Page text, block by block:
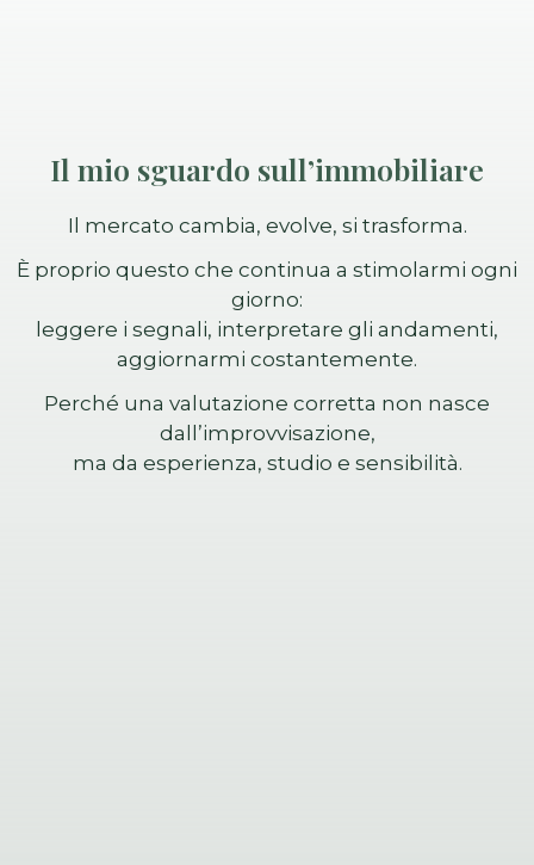
Il mio sguardo sull’immobiliare
Il mercato cambia, evolve, si trasforma.
È proprio questo che continua a stimolarmi ogni
giorno:
leggere i segnali, interpretare gli andamenti,
aggiornarmi costantemente.
Perché una valutazione corretta non nasce
dall’improvvisazione,
ma da esperienza, studio e sensibilità.